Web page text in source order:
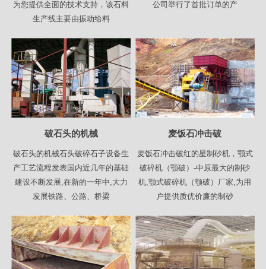
为您提供全面的技术支持，该石料
生产线主要由振动给料
公司举行了首批订单的产
破石头的机械
破石头的机械石头破碎石子设备生
产工艺流程发表国内近几年的基础
建设不断发展,在新的一年中,大力
发展铁路、公路、桥梁
麦饭石冲击破
麦饭石冲击破红的星制砂机，颚式
破碎机（颚破）-中原最大的制砂
机,颚式破碎机（颚破）厂家,为用
户提供质优价廉的制砂